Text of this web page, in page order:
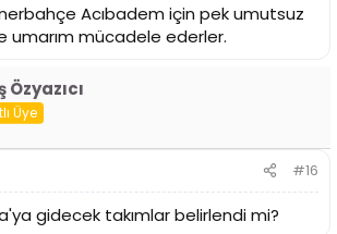
Acıbadem için pek umutsuz
umarım mücadele ederler.
Üye
#16
gidecek takımlar belirlendi mi?